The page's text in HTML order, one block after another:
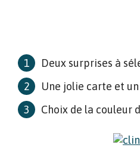
Deux surprises à
Une jolie carte et
Choix de la couleur